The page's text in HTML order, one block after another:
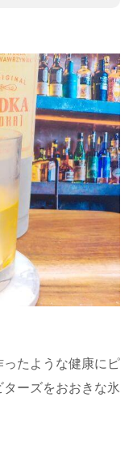
ったような健康にピ
ーズをおおきな氷